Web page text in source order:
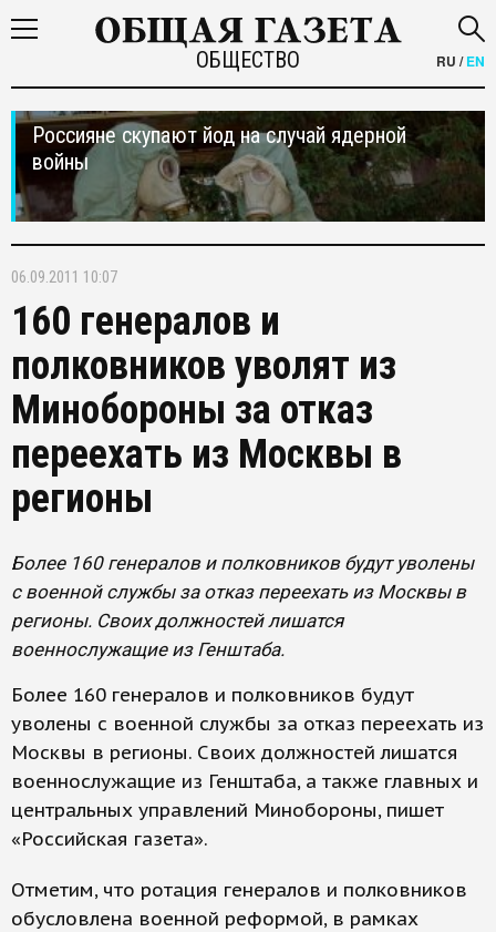
ОБЩЕСТВО RU /EN
Россияне скупают йод на случай ядерной
войны
06.09.2011 10:07
160 генералов и
полковников уволят из
Минобороны за отказ
переехать из Москвы в
регионы
Более 160 генералов и полковников будут уволены
с военной службы за отказ переехать из Москвы в
регионы. Своих должностей лишатся
военнослужащие из Генштаба.
Более 160 генералов и полковников будут
уволены с военной службы за отказ переехать из
Москвы в регионы. Своих должностей лишатся
военнослужащие из Генштаба, а также главных и
центральных управлений Минобороны, пишет
«Российская газета».
Отметим, что ротация генералов и полковников
обусловлена военной реформой, в рамках